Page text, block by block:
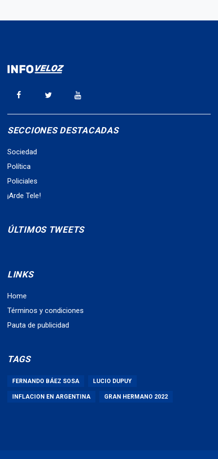
SECCIONES DESTACADAS
Sociedad
Política
Policiales
¡Arde Tele!
ÚLTIMOS TWEETS
LINKS
Home
Términos y condiciones
Pauta de publicidad
TAGS
FERNANDO BÁEZ SOSA LUCIO DUPUY
INFLACION EN ARGENTINA GRAN HERMANO 2022